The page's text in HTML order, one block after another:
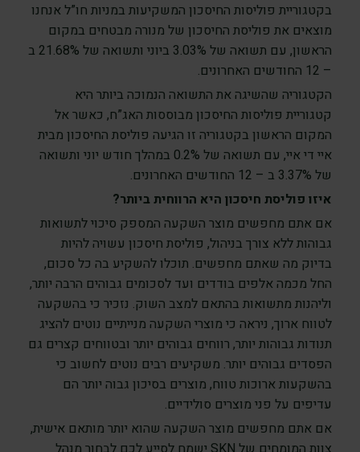
בקטגוריית פוליסות החיסכון המשקיעות במניות חו”ל אנחנו
מוצאים את פוליסת החיסכון של מנורה מבטחים במקום
הראשון, עם תשואה של 3.03% ביוני ותשואה של 21.68% ב
– 12 החודשים האחרונים.
הקטגוריה שהשיגה את התשואה הנמוכה ביותר היא
קטגוריית פוליסות החיסכון מבוססות האג”ח, כאשר אל
המקום הראשון בקטגוריה זו הגיעה פוליסת החיסכון מבית
איי די איי, עם תשואה של 0.2% במהלך חודש יוני ותשואה
של 3.37% ב – 12 החודשים האחרונים.
איזו פוליסת חיסכון היא הרווחית ביותר?
אם אתם מחפשים מוצר השקעה המספק סיכוי לתשואות
גבוהות ללא צורך בניהול, פוליסת חיסכון עשויה להיות
בדיוק מה שאתם מחפשים. תוכלו להשקיע בה כל סכום,
החל מכמה אלפים בודדים ועד לסכומים גבוהים הרבה יותר,
וליהנות מתשואות בהתאם למצב השוק. נזכיר כי בהשקעה
לטווח ארוך, ניראה כי מוצרי השקעה מנייתיים נוטים להציג
תנודות גבוהות יותר, רווחים גבוהים יותר ובטווחים קצרים גם
הפסדים גבוהים יותר. משקיעים רבים נוטים לחשוב כי
בהשקעות ארוכות טווח, מוצרים בסיכון גבוה יותר הם
עדיפים על פני מוצרים סולידיים.
אם אתם מחפשים מוצר השקעה שהוא יותר מותאם אישית,